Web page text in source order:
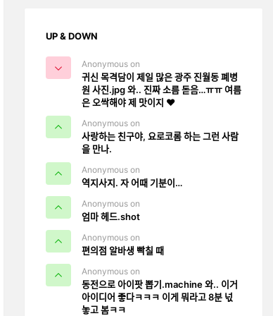
UP & DOWN
Anonymous on
귀신 목격담이 제일 많은 광주 진월동 폐병
원 사진.jpg 와.. 진짜 소름 돋음…ㅠㅠ 여름
은 오싹해야 제 맛이지 ❤️
Anonymous on
사랑하는 친구야, 요로코롬 하는 그런 사람
을 만나.
Anonymous on
역지사지. 자 어때 기분이…
Anonymous on
엄마 헤드.shot
Anonymous on
편의점 알바생 빡칠 때
Anonymous on
동전으로 아이팟 뽑기.machine 와.. 이거
아이디어 좋다ㅋㅋㅋ 이게 뭐라고 8분 넋
놓고 봄ㅋㅋ